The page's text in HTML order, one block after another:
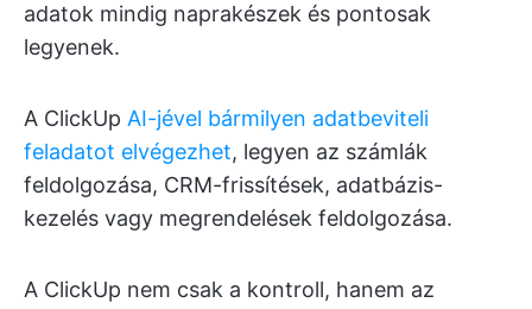
adatok mindig naprakészek és pontosak
legyenek.
A ClickUp AI-jével bármilyen adatbeviteli
feladatot elvégezhet, legyen az számlák
feldolgozása, CRM-frissítések, adatbázis-
kezelés vagy megrendelések feldolgozása.
A ClickUp nem csak a kontroll, hanem az